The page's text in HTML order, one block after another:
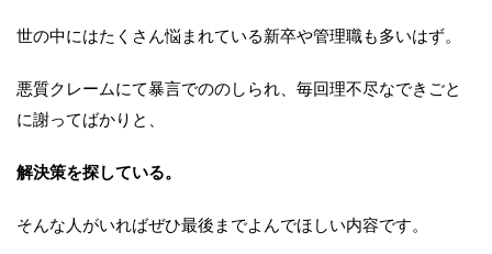
世の中にはたくさん悩まれている新卒や管理職も多いはず。
悪質クレームにて暴言でののしられ、毎回理不尽なできごと
に謝ってばかりと、
解決策を探している。
そんな人がいればぜひ最後までよんでほしい内容です。